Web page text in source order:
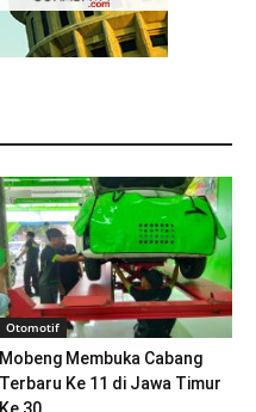
Otomotif
Mobeng Membuka Cabang
Terbaru Ke 11 di Jawa Timur